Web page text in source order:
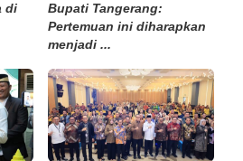
di
Bupati Tangerang:
Pertemuan ini diharapkan
menjadi ...